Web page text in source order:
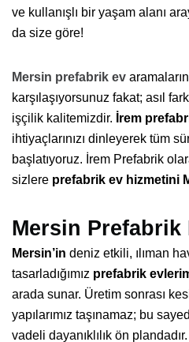
ve kullanışlı bir yaşam alanı
da size göre!
Mersin prefabrik ev
karşılaşıyorsunuz fakat; asıl
işçilik kalitemizdir. İrem
ihtiyaçlarınızı dinleyerek tüm
başlatıyoruz. İrem Prefabrik
sizlere prefabrik ev hizmetini
Mersin Prefabrik
Mersin’in deniz etkili, ılıman
tasarladığımız prefabrik
arada sunar. Üretim sonrası
yapılarımız taşınamaz; bu
vadeli dayanıklılık ön